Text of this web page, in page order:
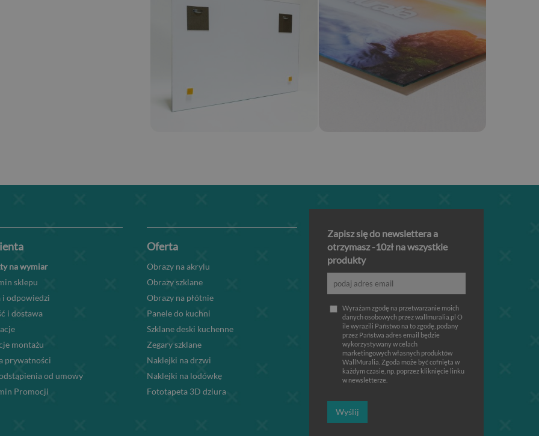
na wymiar
sklepu
i odpowiedzi
i dostawa
montażu
prywatności
od umowy
Promocji
Oferta
Obrazy na akrylu
Obrazy szklane
Obrazy na płótnie
Panele do kuchni
Szklane deski kuchenne
Zegary szklane
Naklejki na drzwi
Naklejki na lodówkę
Fototapeta 3D dziura
Zapisz się do newslettera a
otrzymasz -10zł na wszystkie
produkty
Wyrażam zgodę na przetwarzanie moich
danych osobowych przez wallmuralia.pl O
ile wyrazili Państwo na to zgodę, podany
przez Państwa adres email będzie
wykorzystywany w celach
marketingowych własnych produktów
WallMuralia. Zgoda może być cofnięta w
każdym czasie, np. poprzez kliknięcie linku
w newsletterze.
Wyślij